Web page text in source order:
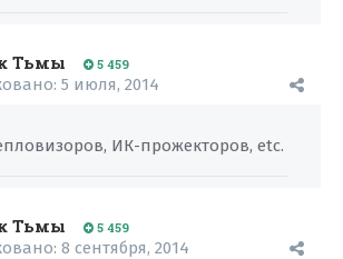
Тьмы 5 459
5 июля, 2014
ИК-прожекторов, etc.
Тьмы 5 459
8 сентября, 2014